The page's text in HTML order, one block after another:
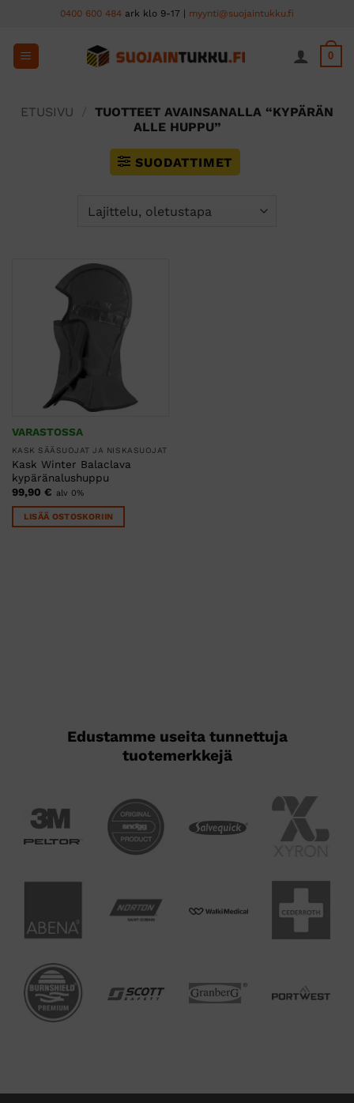
content
0400 600 484 ark klo 9-17 | myynti@suojaintukku.fi
0
ETUSIVU
TUOTTEET AVAINSANALLA “KYPÄRÄN
ALLE HUPPU”
SUODATTIMET
VARASTOSSA
KASK SÄÄSUOJAT JA NISKASUOJAT
Kask Winter Balaclava
kypäränalushuppu
99,90 € alv 0%
LISÄÄ OSTOSKORIIN
Edustamme useita tunnettuja
tuotemerkkejä